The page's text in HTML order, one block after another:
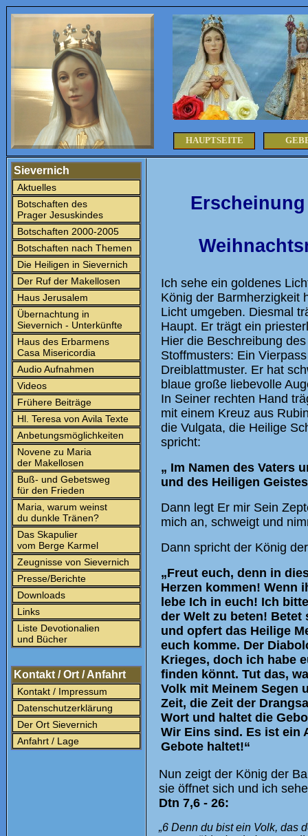
HAUPTSEITE
Sievernich
Aktuelles
Botschaften des
Prager Jesuskindes
Botschaften 2000-2005
Botschaften nach Themen
Die Heiligen in Sievernich
Der Ruf der Makellosen
Haus Jerusalem
Übernachtung in
Sievernich - Unterkünfte
Haus des Erbarmens
Casa Misericordia
Audio Aufnahmen
Videos
Frühere Beiträge
Hl. Teresa von Avila Texte
Anbetungsmöglichkeiten
Novene zu Maria
der Makellosen
Buß- und Gebetsweg
für den Frieden
Maria, warum weinst
du dunkle Tränen?
Das Skapulier
vom Berge Karmel
Zeugnisse von Sievernich
Presse/Berichte
Downloads
Links
Liste Devotionalien
und Bücher
Kontakt / Ort / Anfahrt
Kontakt / Impressum
Datenschutzerklärung
Der Ort Sievernich
Anfahrt / Lage
Ich sehe ein goldenes
König der Barmherzigkeit
Licht umgeben. Diesmal
Haupt. Er trägt ein
Hier die Beschreibung
Stoffmusters: Ein
Dreiblattmuster. Er hat
blaue große liebevolle
In Seiner rechten Hand
mit einem Kreuz aus
die Vulgata, die Heilige
spricht:
„ Im Namen des Vaters
und des Heiligen
Dann legt Er mir Sein
mich an, schweigt und
Dann spricht der König
„Freut euch, denn in
Herzen kommen! Wenn
lebe Ich in euch! Ich
der Welt zu beten!
und opfert das Heilige
euch komme. Der
Krieges, doch ich habe
finden könnt. Tut das,
Volk mit Meinem Segen
Zeit, die Zeit der
Wort und haltet die
Wir Eins sind. Es ist ein
Gebote haltet!“
Nun zeigt der König der
sie öffnet sich und ich
Dtn 7,6 - 26:
„6 Denn du bist ein Volk, das